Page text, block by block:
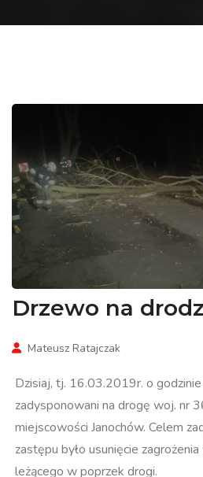
Drzewo na
Mateusz Ratajczak
Dzisiaj, tj. 16.03.2019r. o
zadysponowani na drogę woj. nr
miejscowości Janochów. Celem
zastępu było usunięcie
leżącego w poprzek drogi.